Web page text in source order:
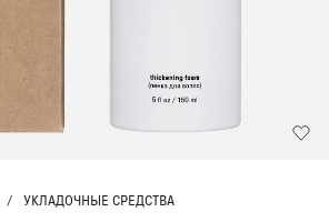
/ УКЛАДОЧНЫЕ СРЕДСТВА